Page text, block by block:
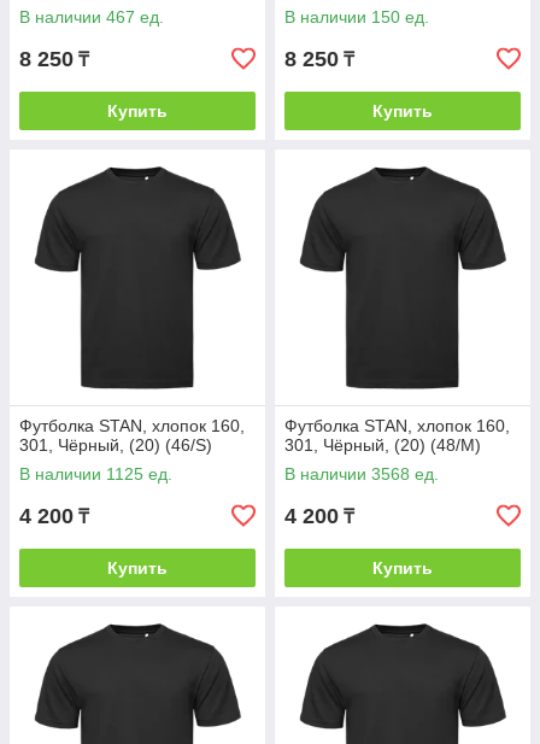
В наличии 467 ед.
8 250 ₸
Купить
В наличии 150 ед.
8 250 ₸
Купить
Футболка STAN, хлопок 160,
301, Чёрный, (20) (46/S)
В наличии 1125 ед.
4 200 ₸
Купить
Футболка STAN, хлопок 160,
301, Чёрный, (20) (48/M)
В наличии 3568 ед.
4 200 ₸
Купить